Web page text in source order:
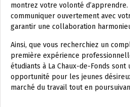
montrez votre volonté d’apprendre.
communiquer ouvertement avec
garantir une collaboration
Ainsi, que vous recherchiez un
première expérience
étudiants à La Chaux-de-Fonds
opportunité pour les jeunes
marché du travail tout en